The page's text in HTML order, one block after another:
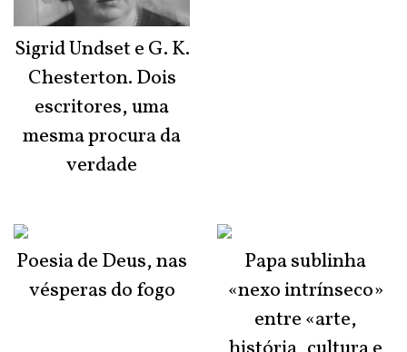
Sigrid Undset e G. K.
Chesterton. Dois
escritores, uma
mesma procura da
verdade
Poesia de Deus, nas
vésperas do fogo
Papa sublinha
«nexo intrínseco»
entre «arte,